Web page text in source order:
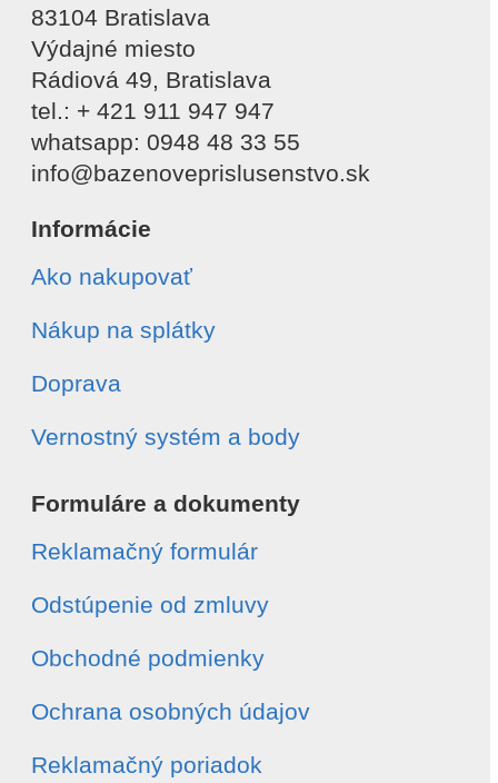
83104 Bratislava
Výdajné miesto
Rádiová 49, Bratislava
tel.: + 421 911 947 947
whatsapp: 0948 48 33 55
info@bazenoveprislusenstvo.sk
Informácie
Ako nakupovať
Nákup na splátky
Doprava
Vernostný systém a body
Formuláre a dokumenty
Reklamačný formulár
Odstúpenie od zmluvy
Obchodné podmienky
Ochrana osobných údajov
Reklamačný poriadok